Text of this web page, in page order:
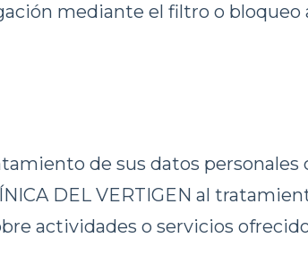
mediante el filtro o bloqueo
de sus datos personales
DEL VERTIGEN al
actividades o servicios